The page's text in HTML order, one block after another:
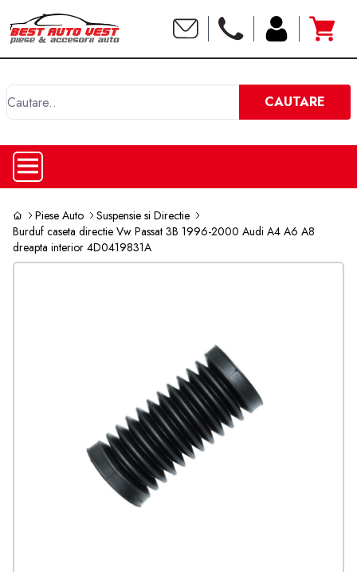
CAUTARE
Piese Auto
Suspensie si Directie
Burduf caseta directie Vw Passat 3B 1996-2000 Audi A4 A6 A8
dreapta interior 4D0419831A